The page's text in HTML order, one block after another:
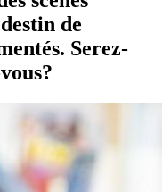
de
Serez-